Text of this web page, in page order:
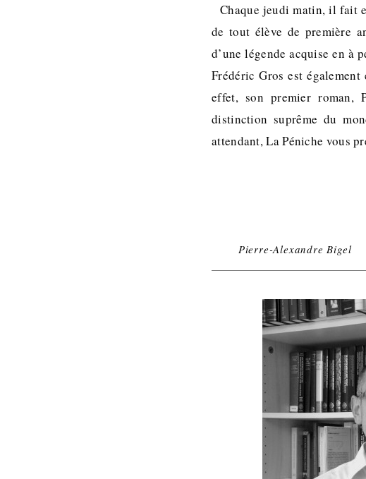
Chaque jeudi matin, il fait
de tout élève de première
d’une légende acquise en à
Frédéric Gros est
effet, son premier roman,
distinction suprême du
attendant, La Péniche vous
Pierre-Alexandre Bigel